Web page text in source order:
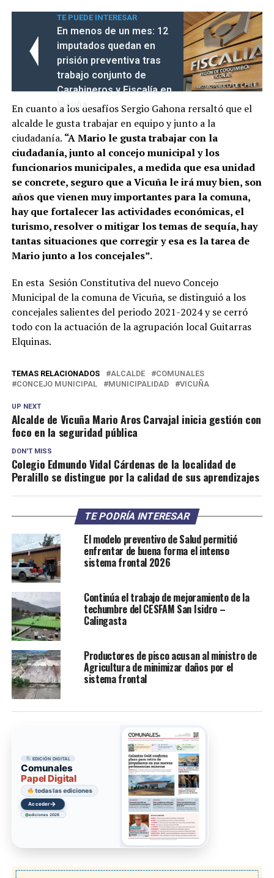
TE PUEDE INTERESAR
En menos de un mes: 12
imputados quedan en
prisión preventiva tras
trabajo conjunto de
Carabineros y Fiscalía en
Vicuña
En cuanto a los desafíos Sergio Gahona rersaltó que el
alcalde le gusta trabajar en equipo y junto a la
ciudadanía. “A Mario le gusta trabajar con la
ciudadanía, junto al concejo municipal y los
funcionarios municipales, a medida que esa unidad
se concrete, seguro que a Vicuña le irá muy bien, son
años que vienen muy importantes para la comuna,
hay que fortalecer las actividades económicas, el
turismo, resolver o mitigar los temas de sequía, hay
tantas situaciones que corregir y esa es la tarea de
Mario junto a los concejales”.
En esta Sesión Constitutiva del nuevo Concejo
Municipal de la comuna de Vicuña, se distinguió a los
concejales salientes del periodo 2021-2024 y se cerró
todo con la actuación de la agrupación local Guitarras
Elquinas.
TEMAS RELACIONADOS ALCALDE
COMUNALES
CONCEJO MUNICIPAL
MUNICIPALIDAD VICUÑA
UP NEXT
Alcalde de Vicuña Mario Aros Carvajal inicia gestión con
foco en la seguridad pública
DON'T MISS
Colegio Edmundo Vidal Cárdenas de la localidad de
Peralillo se distingue por la calidad de sus aprendizajes
TE PODRÍA INTERESAR
El modelo preventivo de Salud permitió
enfrentar de buena forma el intenso
sistema frontal 2026
Continúa el trabajo de mejoramiento de la
techumbre del CESFAM San Isidro –
Calingasta
Productores de pisco acusan al ministro de
Agricultura de minimizar daños por el
sistema frontal
EDICIÓN DIGITAL
Comunales
Papel Digital
todas las ediciones
Acceder→
ediciones 2026